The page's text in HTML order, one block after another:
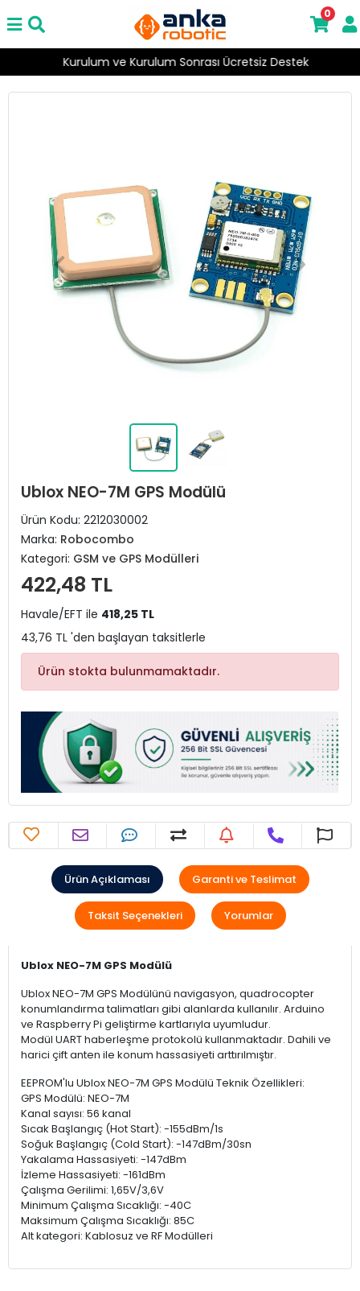
Kurulum ve Kurulum Sonrası Ücretsiz Destek
0
Ublox NEO-7M GPS Modülü
Ürün Kodu: 2212030002
Marka: Robocombo
Kategori: GSM ve GPS Modülleri
422,48 TL
Havale/EFT ile 418,25 TL
43,76 TL 'den başlayan taksitlerle
Ürün stokta bulunmamaktadır.
Ürün Açıklaması Garanti ve Teslimat
Taksit Seçenekleri Yorumlar
Ublox NEO-7M GPS Modülü
Ublox NEO-7M GPS Modülünü navigasyon, quadrocopter
konumlandırma talimatları gibi alanlarda kullanılır. Arduino
ve Raspberry Pi geliştirme kartlarıyla uyumludur.
Modül UART haberleşme protokolü kullanmaktadır. Dahili ve
harici çift anten ile konum hassasiyeti arttırılmıştır.
EEPROM'lu Ublox NEO-7M GPS Modülü Teknik Özellikleri:
GPS Modülü: NEO-7M
Kanal sayısı: 56 kanal
Sıcak Başlangıç (Hot Start): -155dBm/1s
Soğuk Başlangıç (Cold Start): -147dBm/30sn
Yakalama Hassasiyeti: -147dBm
İzleme Hassasiyeti: -161dBm
Çalışma Gerilimi: 1,65V/3,6V
Minimum Çalışma Sıcaklığı: -40C
Maksimum Çalışma Sıcaklığı: 85C
Alt kategori: Kablosuz ve RF Modülleri